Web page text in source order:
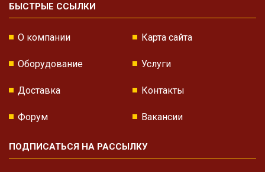
БЫСТРЫЕ ССЫЛКИ
О компании Карта сайта
Оборудование Услуги
Доставка Контакты
Форум Вакансии
ПОДПИСАТЬСЯ НА РАССЫЛКУ